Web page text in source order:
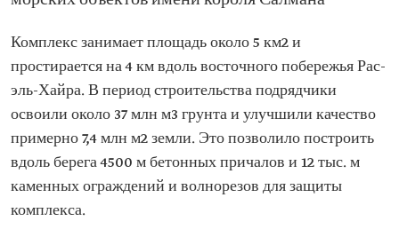
Комплекс занимает площадь около 5 км2 и
простирается на 4 км вдоль восточного побережья Рас-
эль-Хайра. В период строительства подрядчики
освоили около 37 млн м3 грунта и улучшили качество
примерно 7,4 млн м2 земли. Это позволило построить
вдоль берега 4500 м бетонных причалов и 12 тыс. м
каменных ограждений и волнорезов для защиты
комплекса.